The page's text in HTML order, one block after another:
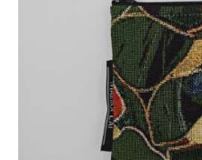
CONTATTI